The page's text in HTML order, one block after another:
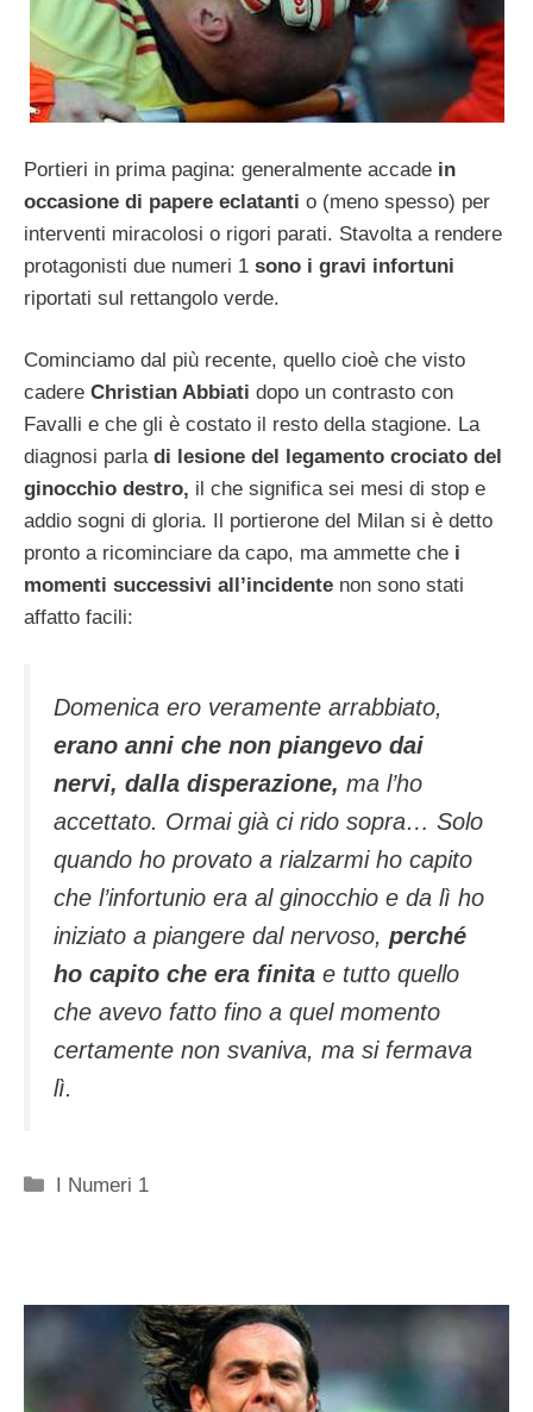
Portieri in prima pagina: generalmente accade in
occasione di papere eclatanti o (meno spesso) per
interventi miracolosi o rigori parati. Stavolta a rendere
protagonisti due numeri 1 sono i gravi infortuni
riportati sul rettangolo verde.
Cominciamo dal più recente, quello cioè che visto
cadere Christian Abbiati dopo un contrasto con
Favalli e che gli è costato il resto della stagione. La
diagnosi parla di lesione del legamento crociato del
ginocchio destro, il che significa sei mesi di stop e
addio sogni di gloria. Il portierone del Milan si è detto
pronto a ricominciare da capo, ma ammette che i
momenti successivi all’incidente non sono stati
affatto facili:
Domenica ero veramente arrabbiato,
erano anni che non piangevo dai
nervi, dalla disperazione, ma l’ho
accettato. Ormai già ci rido sopra… Solo
quando ho provato a rialzarmi ho capito
che l’infortunio era al ginocchio e da lì ho
iniziato a piangere dal nervoso, perché
ho capito che era finita e tutto quello
che avevo fatto fino a quel momento
certamente non svaniva, ma si fermava
lì.
Categorie
I Numeri 1